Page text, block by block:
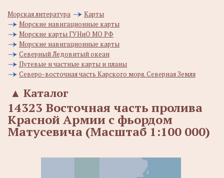
Морская литература
Карты
Морские навигационные карты
Морские карты ГУНиО МО РФ
Морские навигационные карты
Северный Ледовитый океан
Путевые и частные карты и планы
Северо-восточная часть Карского моря. Северная Земля
Каталог
▲
14323 Восточная часть пролива
Красной Армии с фьордом
Матусевича (Масштаб 1:100 000)